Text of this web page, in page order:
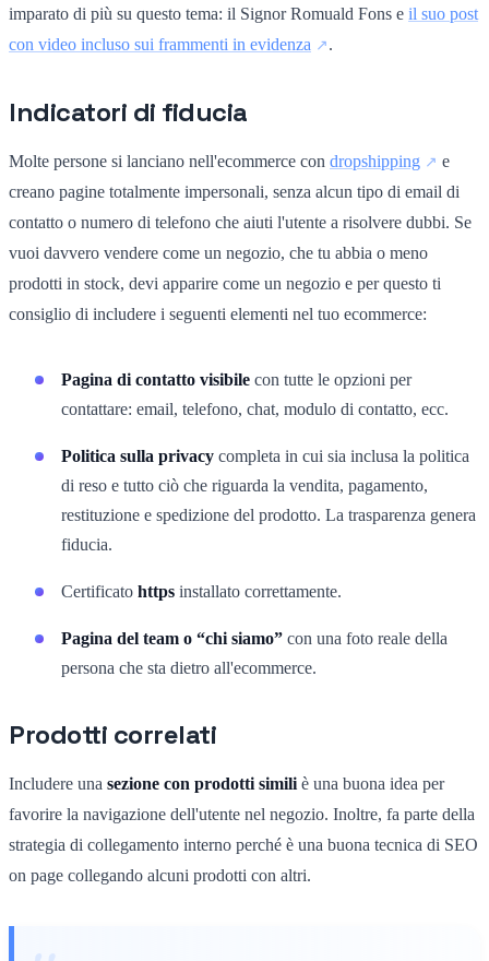
imparato di più su questo tema: il Signor Romuald Fons e il suo post
con video incluso sui frammenti in evidenza
.
Indicatori di fiducia
Molte persone si lanciano nell'ecommerce con dropshipping
e
creano pagine totalmente impersonali, senza alcun tipo di email di
contatto o numero di telefono che aiuti l'utente a risolvere dubbi. Se
vuoi davvero vendere come un negozio, che tu abbia o meno
prodotti in stock, devi apparire come un negozio e per questo ti
consiglio di includere i seguenti elementi nel tuo ecommerce:
Pagina di contatto visibile con tutte le opzioni per
contattare: email, telefono, chat, modulo di contatto, ecc.
Politica sulla privacy completa in cui sia inclusa la politica
di reso e tutto ciò che riguarda la vendita, pagamento,
restituzione e spedizione del prodotto. La trasparenza genera
fiducia.
Certificato https installato correttamente.
Pagina del team o “chi siamo” con una foto reale della
persona che sta dietro all'ecommerce.
Prodotti correlati
Includere una sezione con prodotti simili è una buona idea per
favorire la navigazione dell'utente nel negozio. Inoltre, fa parte della
strategia di collegamento interno perché è una buona tecnica di SEO
on page collegando alcuni prodotti con altri.